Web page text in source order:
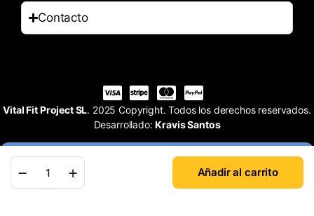
Añadir al carrito
Contacto
Vital Fit Project SL. 2025 Copyright. Todos los derechos reservados.
Desarrollado:Kravis Santos
Tienda Cuenta